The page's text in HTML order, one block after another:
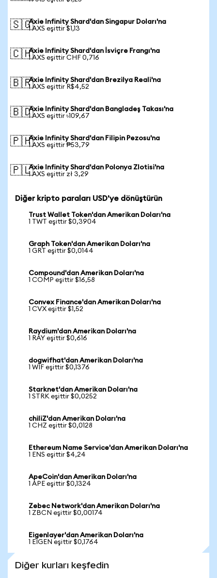
🇸🇬Axie Infinity Shard'dan Singapur Doları'na
1 AXS eşittir $1,13
🇨🇭Axie Infinity Shard'dan İsviçre Frangı'na
1 AXS eşittir CHF 0,716
🇧🇷Axie Infinity Shard'dan Brezilya Reali'na
1 AXS eşittir R$4,52
🇧🇩Axie Infinity Shard'dan Bangladeş Takası'na
1 AXS eşittir ৳109,67
🇵🇭Axie Infinity Shard'dan Filipin Pezosu'na
1 AXS eşittir ₱53,79
🇵🇱Axie Infinity Shard'dan Polonya Zlotisi'na
1 AXS eşittir zł 3,29
Diğer kripto paraları USD'ye dönüştürün
Trust Wallet Token'dan Amerikan Doları'na
1 TWT eşittir $0,3904
Graph Token'dan Amerikan Doları'na
1 GRT eşittir $0,0144
Compound'dan Amerikan Doları'na
1 COMP eşittir $16,58
Convex Finance'dan Amerikan Doları'na
1 CVX eşittir $1,52
Raydium'dan Amerikan Doları'na
1 RAY eşittir $0,616
dogwifhat'dan Amerikan Doları'na
1 WIF eşittir $0,1376
Starknet'dan Amerikan Doları'na
1 STRK eşittir $0,0252
chiliZ'dan Amerikan Doları'na
1 CHZ eşittir $0,0128
Ethereum Name Service'dan Amerikan Doları'na
1 ENS eşittir $4,24
ApeCoin'dan Amerikan Doları'na
1 APE eşittir $0,1324
Zebec Network'dan Amerikan Doları'na
1 ZBCN eşittir $0,00174
Eigenlayer'dan Amerikan Doları'na
1 EIGEN eşittir $0,1764
Diğer kurları keşfedin